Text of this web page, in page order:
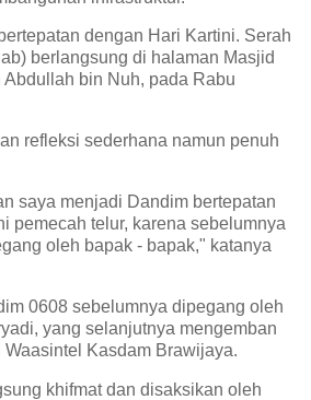
dengan Hari Kartini. Serah
berlangsung di halaman Masjid
bin Nuh, pada Rabu
refleksi sederhana namun penuh
saya menjadi Dandim bertepatan
pemecah telur, karena sebelumnya
oleh bapak - bapak," katanya
0608 sebelumnya dipegang oleh
yang selanjutnya mengemban
Kasdam Brawijaya.
khifmat dan disaksikan oleh